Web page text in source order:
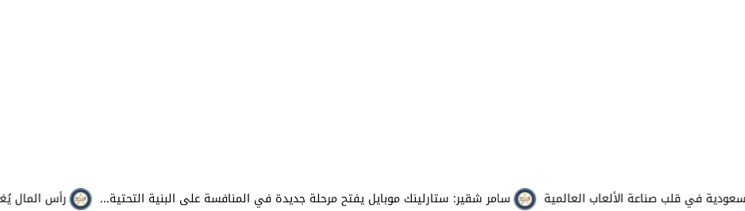
رأس المال يُغيِّر سامر شقير: ستارلينك موبايل يفتح مرحلة جديدة في المنافسة على البنية التحتية...